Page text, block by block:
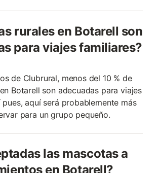
rurales en Botarell son
para viajes familiares?
de Clubrural, menos del 10 % de
Botarell son adecuadas para viajes
aquí será probablemente más
para un grupo pequeño.
las mascotas a
en Botarell?